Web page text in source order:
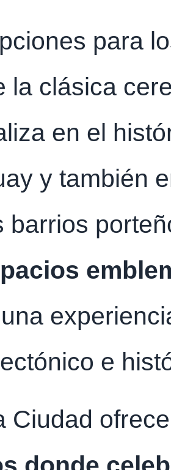
para
la clásica
en el
y también
barrios
e
Ciudad